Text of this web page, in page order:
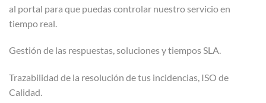
al portal para que puedas controlar nuestro servicio en
tiempo real.
Gestión de las respuestas, soluciones y tiempos SLA.
Trazabilidad de la resolución de tus incidencias, ISO de
Calidad.